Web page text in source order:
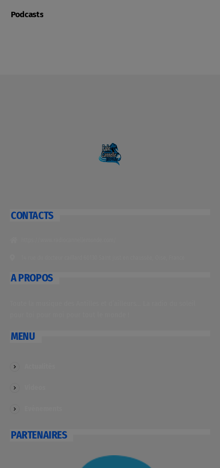
Podcasts
CONTACTS
A PROPOS
MENU
PARTENAIRES